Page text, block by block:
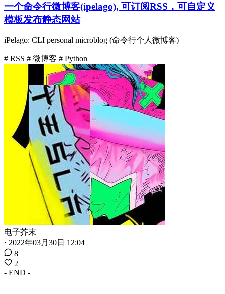
一个命令行微博客(ipelago), 可订阅RSS，可自定义
模板发布静态网站
iPelago: CLI personal microblog (命令行个人微博客)
# RSS # 微博客 # Python
电子芥末
· 2022年03月30日 12:04
8
2
- END -